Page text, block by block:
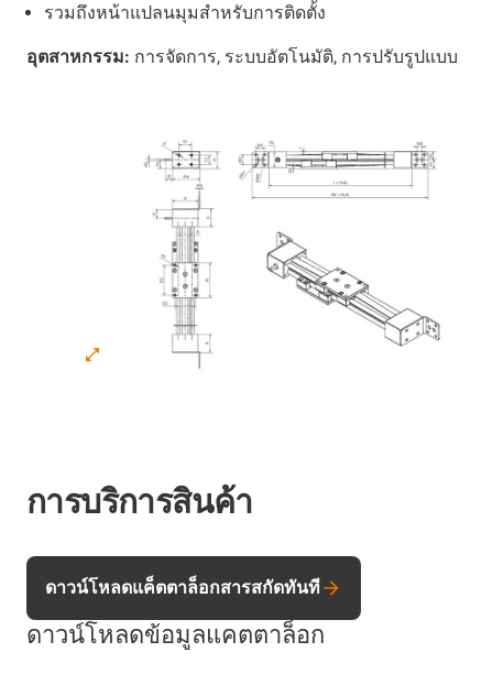
รวมถึงหน้าแปลนมุมสำหรับการติดตั้ง
อุตสาหกรรม: การจัดการ, ระบบอัตโนมัติ, การปรับรูปแบบ
การบริการสินค้า
ดาวน์โหลดข้อมูลแคตตาล็อก
ดาวน์โหลดแค็ตตาล็อกสารสกัดทันที